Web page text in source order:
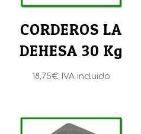
CORDEROS LA
DEHESA 30 Kg
18,75€ IVA incluido